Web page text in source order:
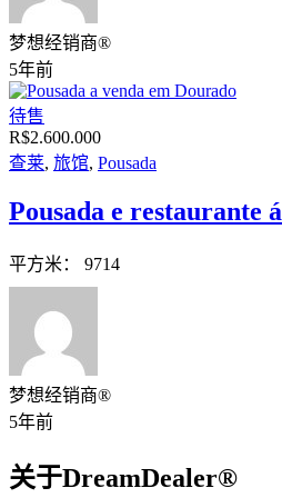
梦想经销商®
5年前
待售
R$2.600.000
查莱, 旅馆, Pousada
Pousada e restaurante
平方米： 9714
梦想经销商®
5年前
关于DreamDealer®